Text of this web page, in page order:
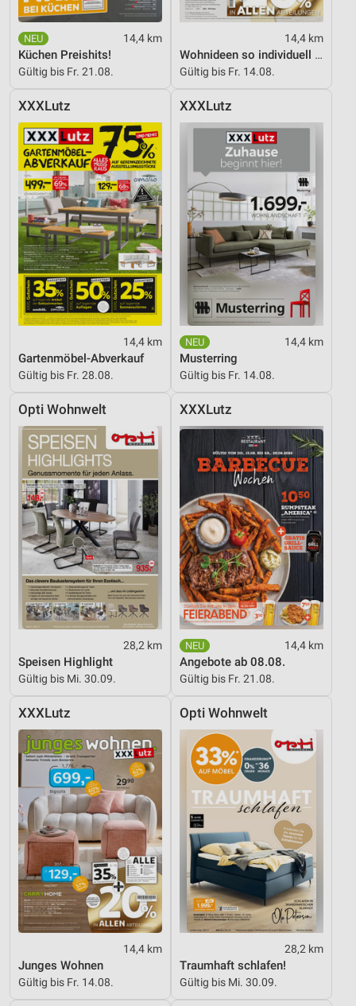
14,4 km
Küchen Preishits!
Gültig bis Fr. 21.08.
14,4 km
Wohnideen so individuell wie du!
Gültig bis Fr. 14.08.
XXXLutz
14,4 km
Gartenmöbel-Abverkauf
Gültig bis Fr. 28.08.
XXXLutz
14,4 km
Musterring
Gültig bis Fr. 14.08.
Opti Wohnwelt
28,2 km
Speisen Highlight
Gültig bis Mi. 30.09.
XXXLutz
14,4 km
Angebote ab 08.08.
Gültig bis Fr. 21.08.
XXXLutz
14,4 km
Junges Wohnen
Gültig bis Fr. 14.08.
Opti Wohnwelt
28,2 km
Traumhaft schlafen!
Gültig bis Mi. 30.09.